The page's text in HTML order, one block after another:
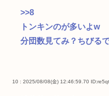
>>8
トンキンのが多いよw
分団数見てみ？ちびる
10 : 2025/08/08(金) 12:46:59.70